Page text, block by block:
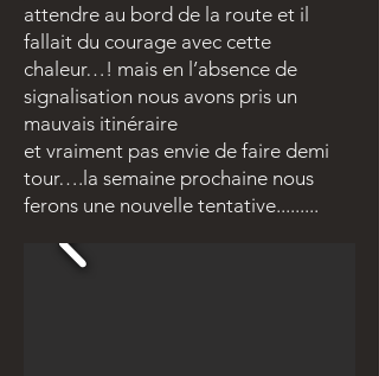
attendre au bord de la route et il
fallait du courage avec cette
chaleur…! mais en l’absence de
signalisation nous avons pris un
mauvais itinéraire
et vraiment pas envie de faire demi
tour….la semaine prochaine nous
ferons une nouvelle tentative.........